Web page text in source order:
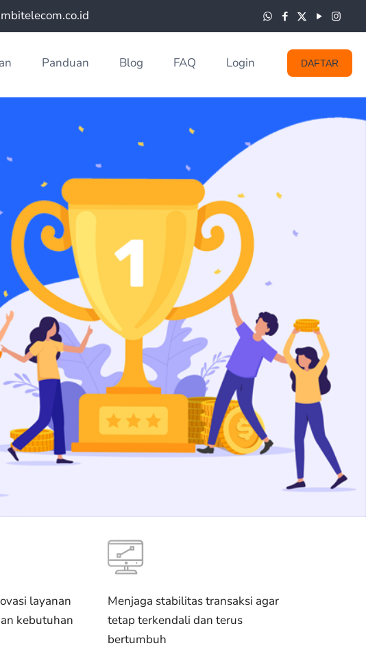
Panduan Blog FAQ Login DAFTAR
layanan
kebutuhan
Menjaga stabilitas transaksi agar
tetap terkendali dan terus
bertumbuh